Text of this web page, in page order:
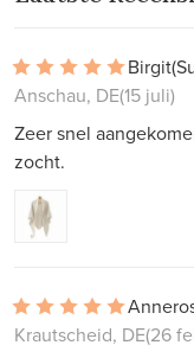
Birgit
Anschau, DE(15 juli)
Zeer snel
zocht.
Krautscheid, DE(26